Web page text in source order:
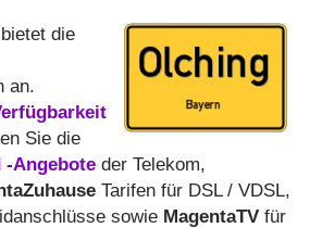
die
an.
Sie die
-Angebote der Telekom,
Tarifen für DSL / VDSL,
sowie MagentaTV für